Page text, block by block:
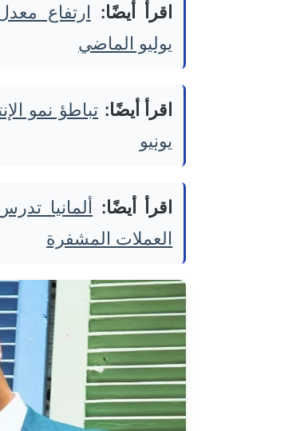
اقرأ أيضًا: ارتفاع
يوليو الماضي
اقرأ أيضًا: تباطؤ نمو
يونيو
اقرأ أيضًا: ألمانيا
العملات المشفرة